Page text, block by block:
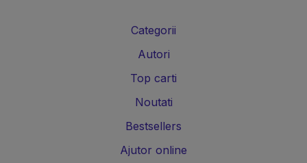
Categorii
Autori
Top carti
Noutati
Bestsellers
Ajutor online